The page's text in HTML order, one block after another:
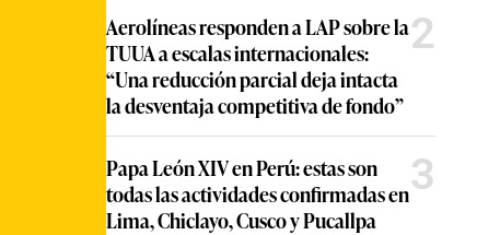
Aerolíneas responden a LAP sobre la
TUUA a escalas internacionales:
“Una reducción parcial deja intacta
la desventaja competitiva de fondo”
2
Papa León XIV en Perú: estas son
todas las actividades confirmadas en
Lima, Chiclayo, Cusco y Pucallpa
3